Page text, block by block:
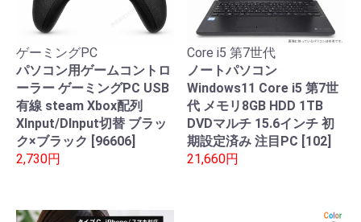
ゲーミングPC
パソコン用ゲームコントロ
ーラー ゲーミングPC USB
有線 steam Xbox配列
XInput/DInput切替 ブラッ
ク×ブラック [96606]
2,730円
Core i5 第7世代
ノートパソコン
Windows11 Core i5 第7世
代 メモリ8GB HDD 1TB
DVDマルチ 15.6インチ 初
期設定済み 注目PC [102]
21,660円